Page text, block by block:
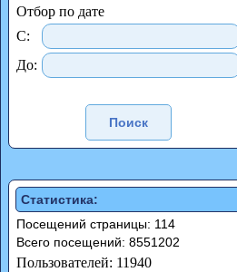
Отбор по дате
С:
До:
Статистика:
Посещений страницы: 114
Всего посещений: 8551202
Пользователей: 11940